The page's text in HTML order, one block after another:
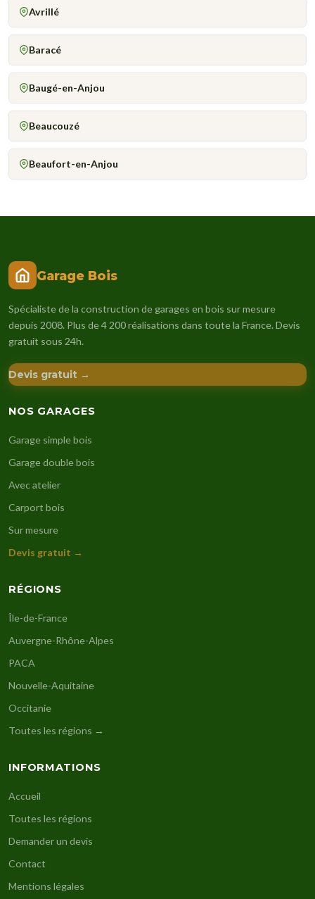
Avrillé
Baracé
Baugé-en-Anjou
Beaucouzé
Beaufort-en-Anjou
Garage Bois
Spécialiste de la construction de garages en bois sur mesure
depuis 2008. Plus de 4 200 réalisations dans toute la France. Devis
gratuit sous 24h.
Devis gratuit →
NOS GARAGES
Garage simple bois
Garage double bois
Avec atelier
Carport bois
Sur mesure
Devis gratuit →
RÉGIONS
Île-de-France
Auvergne-Rhône-Alpes
PACA
Nouvelle-Aquitaine
Occitanie
Toutes les régions →
INFORMATIONS
Accueil
Toutes les régions
Demander un devis
Contact
Mentions légales